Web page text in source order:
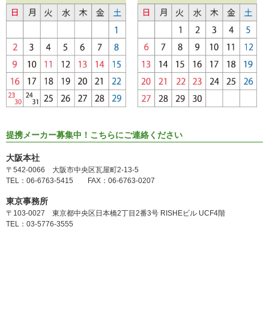
提携メーカー募集中！こちらにご連絡ください
大阪本社
〒542-0066 大阪市中央区瓦屋町2-13-5
TEL：06-6763-5415 FAX：06-6763-0207
東京事務所
〒103-0027 東京都中央区日本橋2丁目2番3号 RISHEビル UCF4階
TEL：03-5776-3555